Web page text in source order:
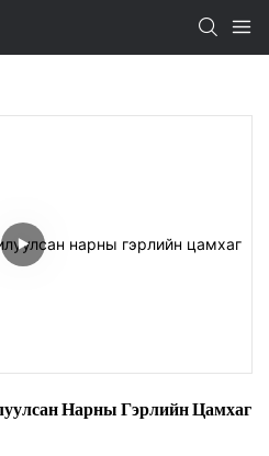
Нарны Гэрлийн Цамхаг